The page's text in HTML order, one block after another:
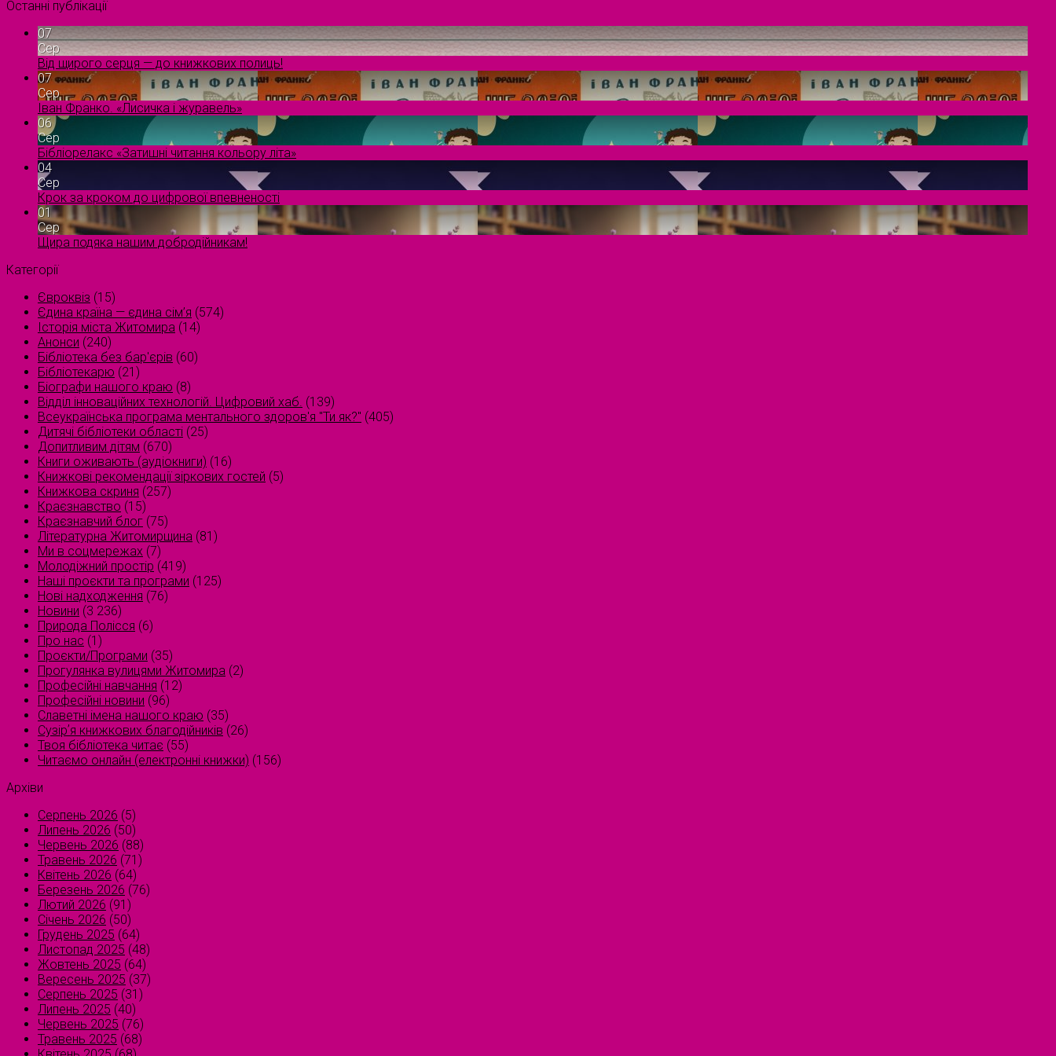
Останні публікації
07
Сер
Від щирого серця — до книжкових полиць!
07
Сер
Іван Франко. «Лисичка і журавель»
06
Сер
Бібліорелакс «Затишні читання кольору літа»
04
Сер
Крок за кроком до цифрової впевненості
01
Сер
Щира подяка нашим добродійникам!
Категорії
Євроквіз (15)
Єдина країна — єдина сім’я (574)
Історія міста Житомира (14)
Анонси (240)
Бібліотека без бар'єрів (60)
Бібліотекарю (21)
Біографи нашого краю (8)
Відділ інноваційних технологій. Цифровий хаб. (139)
Всеукраїнська програма ментального здоров'я "Ти як?" (405)
Дитячі бібліотеки області (25)
Допитливим дітям (670)
Книги оживають (аудіокниги) (16)
Книжкові рекомендації зіркових гостей (5)
Книжкова скриня (257)
Краєзнавство (15)
Краєзнавчий блог (75)
Літературна Житомирщина (81)
Ми в соцмережах (7)
Молодіжний простір (419)
Наші проєкти та програми (125)
Нові надходження (76)
Новини (3 236)
Природа Полісся (6)
Про нас (1)
Проєкти/Програми (35)
Прогулянка вулицями Житомира (2)
Професійні навчання (12)
Професійні новини (96)
Славетні імена нашого краю (35)
Сузірʼя книжкових благодійників (26)
Твоя бібліотека читає (55)
Читаємо онлайн (електронні книжки) (156)
Архіви
Серпень 2026 (5)
Липень 2026 (50)
Червень 2026 (88)
Травень 2026 (71)
Квітень 2026 (64)
Березень 2026 (76)
Лютий 2026 (91)
Січень 2026 (50)
Грудень 2025 (64)
Листопад 2025 (48)
Жовтень 2025 (64)
Вересень 2025 (37)
Серпень 2025 (31)
Липень 2025 (40)
Червень 2025 (76)
Травень 2025 (68)